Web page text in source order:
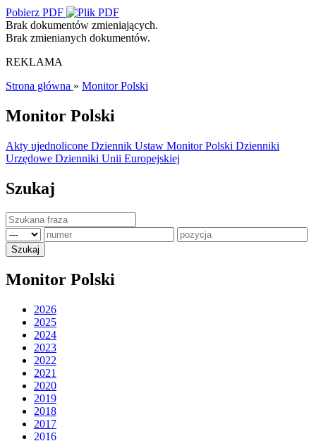
Pobierz PDF
Brak dokumentów zmieniających.
Brak zmienianych dokumentów.
REKLAMA
Strona główna » Monitor Polski
Monitor Polski
Akty ujednolicone Dziennik Ustaw Monitor Polski Dzienniki
Urzędowe Dzienniki Unii Europejskiej
Szukaj
Monitor Polski
2026
2025
2024
2023
2022
2021
2020
2019
2018
2017
2016